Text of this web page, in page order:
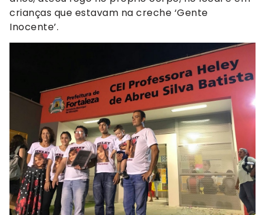
crianças que estavam na creche ‘Gente
Inocente’.